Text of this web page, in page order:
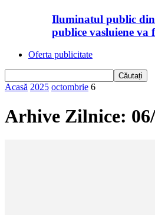
Iluminatul public
publice vasluiene
Oferta publicitate
Acasă 2025 octombrie 6
Arhive Zilnice: